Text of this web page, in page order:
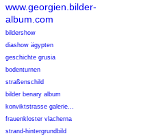
www.georgien.bilder-
album.com
bildershow
diashow ägypten
geschichte grusia
bodenturnen
straßenschild
bilder benary album
konviktstrasse galerie...
frauenkloster vlacherna
strand-hintergrundbild